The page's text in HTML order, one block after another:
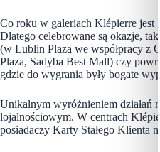
Co roku w galeriach Klépierre jest
Dlatego celebrowane są okazje,
(w Lublin Plaza we współpracy z
Plaza, Sadyba Best Mall) czy
gdzie do wygrania były bogate
Unikalnym wyróżnieniem działań
lojalnościowym. W centrach
posiadaczy Karty Stałego Klienta